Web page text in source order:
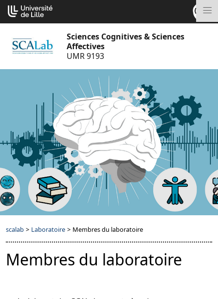
Aller
au
contenu
Sciences Cognitives & Sciences
Affectives
UMR 9193
scalab > Laboratoire > Membres du laboratoire
Membres du laboratoire
Cookies management panel